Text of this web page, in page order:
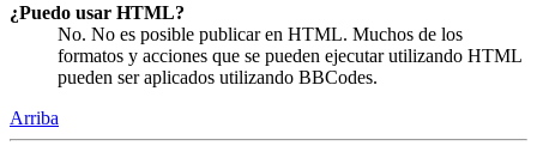
¿Puedo usar HTML?
No. No es posible publicar en HTML. Muchos de los
formatos y acciones que se pueden ejecutar utilizando HTML
pueden ser aplicados utilizando BBCodes.
Arriba